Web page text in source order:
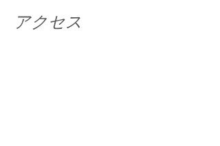
アクセス